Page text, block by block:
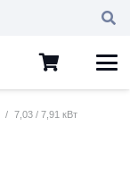
/ 7,03 / 7,91 кВт